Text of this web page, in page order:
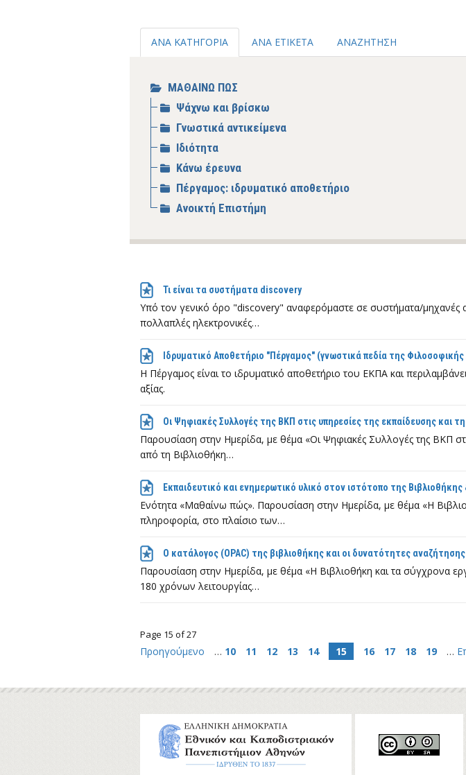
ΑΝΑ ΚΑΤΗΓΟΡΙΑ ΑΝΑ ΕΤΙΚΕΤΑ ΑΝΑΖΗΤΗΣΗ
ΜΑΘΑΙΝΩ ΠΩΣ
Ψάχνω και βρίσκω
Γνωστικά αντικείμενα
Ιδιότητα
Κάνω έρευνα
Πέργαμος: ιδρυματικό αποθετήριο
Ανοικτή Επιστήμη
Τι είναι τα συστήματα discovery
Υπό τον γενικό όρο "discovery" αναφερόμαστε σε συστήματα/μηχανές
πολλαπλές ηλεκτρονικές…
Ιδρυματικό Αποθετήριο "Πέργαμος" (γνωστικά πεδία της
Η Πέργαμος είναι το ιδρυματικό αποθετήριο του ΕΚΠΑ και
αξίας.
Οι Ψηφιακές Συλλογές της ΒΚΠ στις υπηρεσίες της εκπαίδευσης και
Παρουσίαση στην Ημερίδα, με θέμα «Οι Ψηφιακές Συλλογές της ΒΚΠ
από τη Βιβλιοθήκη…
Εκπαιδευτικό και ενημερωτικό υλικό στον ιστότοπο της
Ενότητα «Μαθαίνω πώς». Παρουσίαση στην Ημερίδα, με θέμα «Η
πληροφορία, στο πλαίσιο των…
Ο κατάλογος (OPAC) της βιβλιοθήκης και οι δυνατότητες
Παρουσίαση στην Ημερίδα, με θέμα «Η Βιβλιοθήκη και τα σύγχρονα
180 χρόνων λειτουργίας…
Page 15 of 27
Προηγούμενο … 10 11 12 13 14 15 16 17 18 19 …